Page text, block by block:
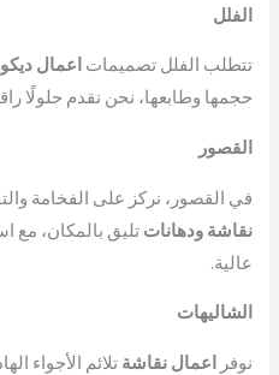
الفلل
تتطلب الفلل تصميمات اعمال
حجمها وطابعها، نحن نقدم حلولًا
القصور
في القصور، نركز على الفخامة
نقاشة ودهانات تليق بالمكان، مع
عالية.
الشاليهات
نوفراعمال نقاشة تلائم الأجواء